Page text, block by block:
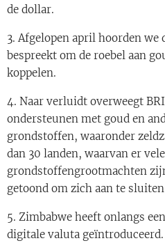
de dollar.
3. Afgelopen april hoorden
bespreekt om de roebel aan
koppelen.
4. Naar verluidt overweegt
ondersteunen met goud en
grondstoffen, waaronder
dan 30 landen, waarvan er
grondstoffengrootmachten
getoond om zich aan te sluiten
5. Zimbabwe heeft onlangs
digitale valuta geïntroduceerd.